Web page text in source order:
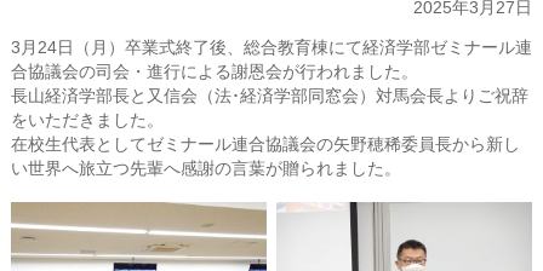
2025年3月27日
3月24日（月）卒業式終了後、総合教育棟にて経済学部ゼミナール連
合協議会の司会・進行による謝恩会が行われました。
長山経済学部長と又信会（法･経済学部同窓会）対馬会長よりご祝辞
をいただきました。
在校生代表としてゼミナール連合協議会の矢野穂稀委員長から新し
い世界へ旅立つ先輩へ感謝の言葉が贈られました。